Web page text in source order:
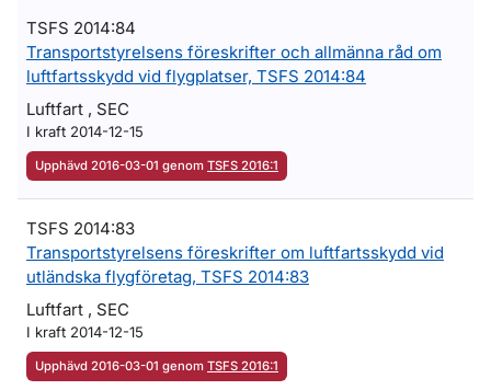
TSFS 2014:84
Transportstyrelsens föreskrifter och allmänna råd om
luftfartsskydd vid flygplatser, TSFS 2014:84
Luftfart , SEC
I kraft 2014-12-15
Upphävd 2016-03-01 genom TSFS 2016:1
TSFS 2014:83
Transportstyrelsens föreskrifter om luftfartsskydd vid
utländska flygföretag, TSFS 2014:83
Luftfart , SEC
I kraft 2014-12-15
Upphävd 2016-03-01 genom TSFS 2016:1